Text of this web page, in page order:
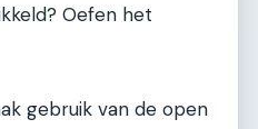
Oefen het
gebruik van de open